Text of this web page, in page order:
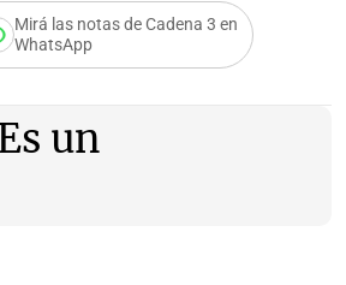
Mirá las notas de Cadena 3 en
WhatsApp
un